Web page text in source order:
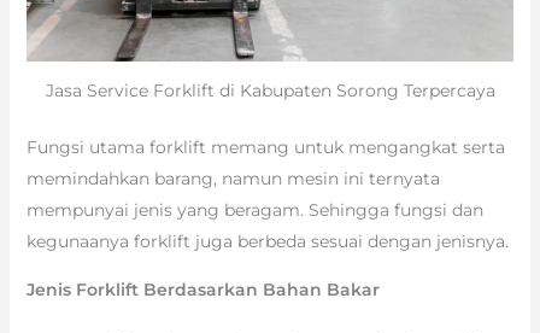
Jasa Service Forklift di Kabupaten Sorong Terpercaya
Fungsi utama forklift memang untuk mengangkat serta
memindahkan barang, namun mesin ini ternyata
mempunyai jenis yang beragam. Sehingga fungsi dan
kegunaanya forklift juga berbeda sesuai dengan jenisnya.
Jenis Forklift Berdasarkan Bahan Bakar